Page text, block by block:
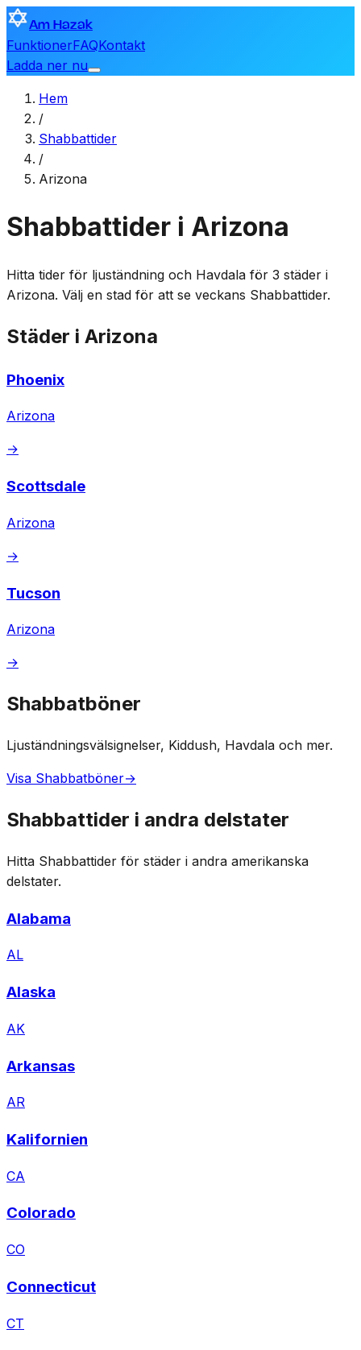
Am Hazak
FunktionerFAQKontakt
Ladda ner nu
Hem
/
Shabbattider
/
Arizona
Shabbattider i Arizona
Hitta tider för ljuständning och Havdala för 3 städer i
Arizona. Välj en stad för att se veckans Shabbattider.
Städer i Arizona
Phoenix
Arizona
→
Scottsdale
Arizona
→
Tucson
Arizona
→
Shabbatböner
Ljuständningsvälsignelser, Kiddush, Havdala och mer.
Visa Shabbatböner→
Shabbattider i andra delstater
Hitta Shabbattider för städer i andra amerikanska
delstater.
Alabama
AL
Alaska
AK
Arkansas
AR
Kalifornien
CA
Colorado
CO
Connecticut
CT